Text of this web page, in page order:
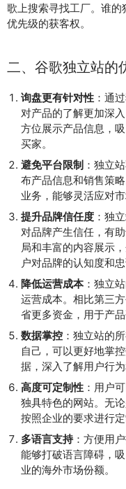
歌上搜索寻找工厂。谁
优先级的获客权。
二、谷歌独立站的
询盘更有针对性 ：通
对产品的了解更加深
方位展示产品信息，
买家。
避免平台限制 ：独立
布产品信息和销售策
业务，能够灵活应对市
提升品牌信任度 ：独
对品牌产生信任，有
局和丰富的内容展示
户对品牌的认知度和忠
降低运营成本：独立
运营成本。相比第三
省更多资金，用于产
数据掌控 ：独立站的
自己，可以更好地掌
据，深入了解用户行
高度可定制性 ：用户
独具特色的网站。无
按照企业的要求进行
多语言支持：方便用
能够打破语言障碍，
业的海外市场份额。